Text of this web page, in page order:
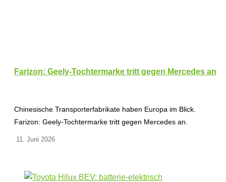
Farizon: Geely-Tochtermarke tritt gegen Mercedes an
Chinesische Transporterfabrikate haben Europa im Blick.
Farizon: Geely-Tochtermarke tritt gegen Mercedes an.
11. Juni 2026